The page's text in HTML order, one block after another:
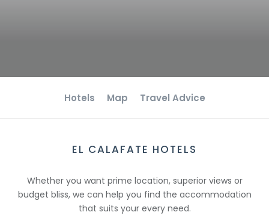
Hotels Map Travel Advice
EL CALAFATE HOTELS
Whether you want prime location, superior views or
budget bliss, we can help you find the accommodation
that suits your every need.